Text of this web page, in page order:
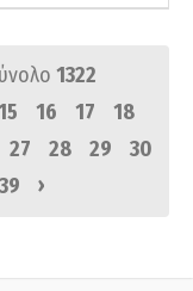
1322
16 17
18
27 28 29
30
39 ›